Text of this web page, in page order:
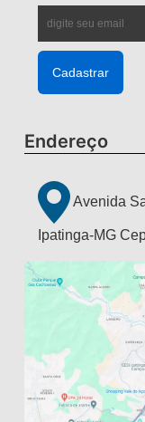
Endereço
Avenida
Ipatinga-MG